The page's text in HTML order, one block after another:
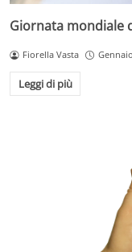
Giornata mondiale
Fiorella Vasta
Leggi di più